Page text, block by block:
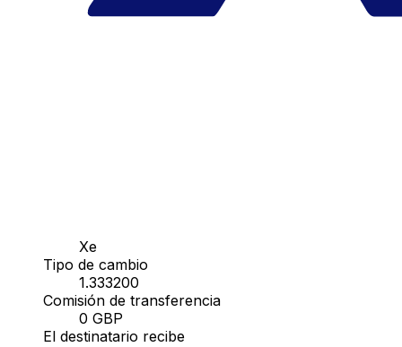
Xe
Tipo de cambio
1.333200
Comisión de transferencia
0 GBP
El destinatario recibe